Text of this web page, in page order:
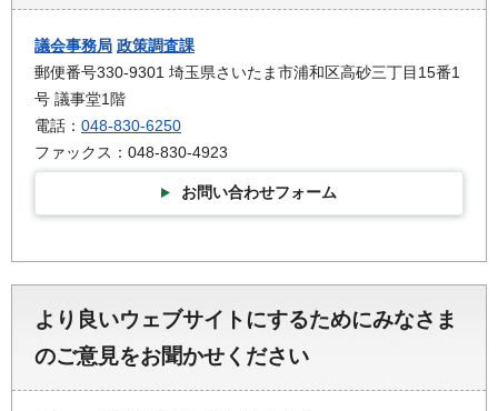
議会事務局 政策調査課
郵便番号330-9301 埼玉県さいたま市浦和区高砂三丁目15番1
号 議事堂1階
電話： 048-830-6250
ファックス：048-830-4923
お問い合わせフォーム
より良いウェブサイトにするためにみなさま
のご意見をお聞かせください